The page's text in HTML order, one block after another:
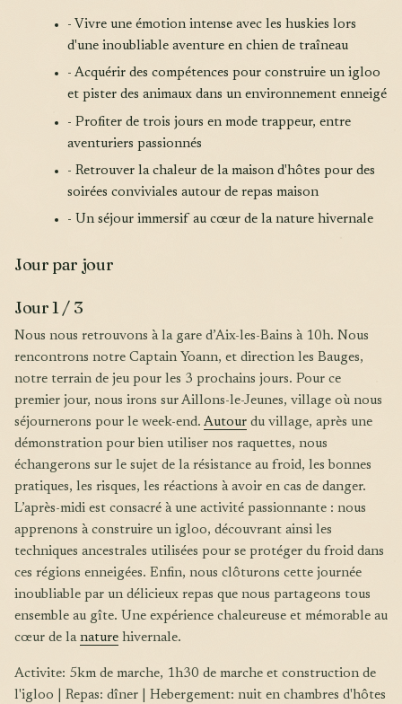
- Vivre une émotion intense avec les huskies lors
d'une inoubliable aventure en chien de traîneau
- Acquérir des compétences pour construire un igloo
et pister des animaux dans un environnement enneigé
- Profiter de trois jours en mode trappeur, entre
aventuriers passionnés
- Retrouver la chaleur de la maison d'hôtes pour des
soirées conviviales autour de repas maison
- Un séjour immersif au cœur de la nature hivernale
Jour par jour
Jour 1 / 3
Nous nous retrouvons à la gare d’Aix-les-Bains à 10h. Nous
rencontrons notre Captain Yoann, et direction les Bauges,
notre terrain de jeu pour les 3 prochains jours. Pour ce
premier jour, nous irons sur Aillons-le-Jeunes, village où nous
séjournerons pour le week-end. Autour du village, après une
démonstration pour bien utiliser nos raquettes, nous
échangerons sur le sujet de la résistance au froid, les bonnes
pratiques, les risques, les réactions à avoir en cas de danger.
L’après-midi est consacré à une activité passionnante : nous
apprenons à construire un igloo, découvrant ainsi les
techniques ancestrales utilisées pour se protéger du froid dans
ces régions enneigées. Enfin, nous clôturons cette journée
inoubliable par un délicieux repas que nous partageons tous
ensemble au gîte. Une expérience chaleureuse et mémorable au
cœur de la nature hivernale.
Activite: 5km de marche, 1h30 de marche et construction de
l'igloo | Repas: dîner | Hebergement: nuit en chambres d'hôtes